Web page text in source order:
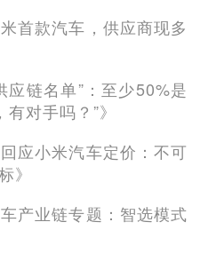
首款汽车，供应商现多
应链名单”：至少50%是
对手吗？”》
应小米汽车定价：不可
》
产业链专题：智选模式